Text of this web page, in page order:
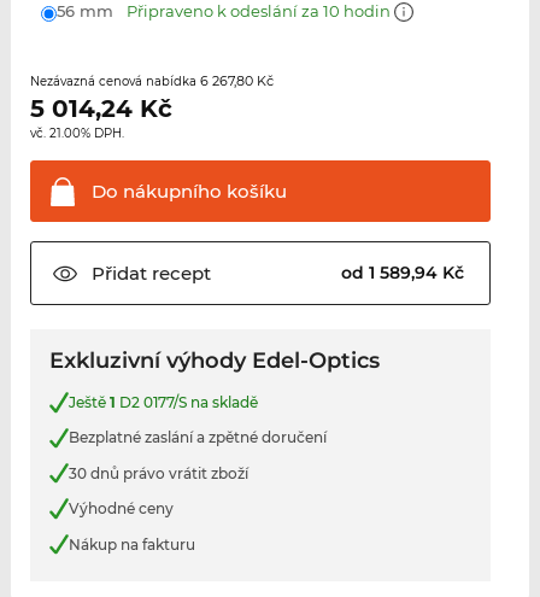
56 mm Připraveno k odeslání za 10 hodin
Nezávazná cenová nabídka 6 267,80 Kč
5 014,24Kč
vč. 21.00% DPH.
Do nákupního košíku
Přidatrecept od 1 589,94 Kč
Exkluzivní výhody Edel-Optics
Ještě 1 D2 0177/S na skladě
Bezplatné zaslání a zpětné doručení
30 dnů právo vrátit zboží
Výhodné ceny
Nákup na fakturu